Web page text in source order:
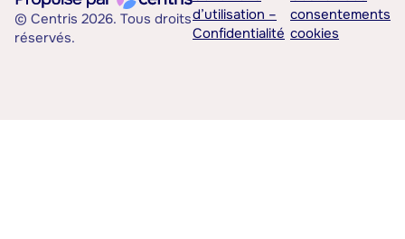
© Centris 2026. Tous droits
réservés.
d’utilisation –
Confidentialité
consentements
cookies